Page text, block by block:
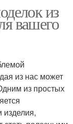
из
вашего
из нас может
из простых
изделия,